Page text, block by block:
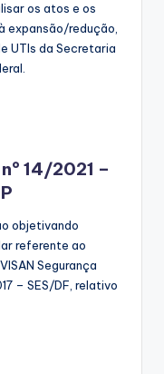
os atos e os
expansão/redução,
UTIs da Secretaria
14/2021 –
objetivando
referente ao
Segurança
– SES/DF, relativo